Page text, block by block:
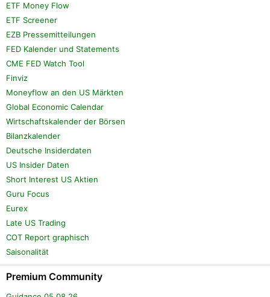
ETF Money Flow
ETF Screener
EZB Pressemitteilungen
FED Kalender und Statements
CME FED Watch Tool
Finviz
Moneyflow an den US Märkten
Global Economic Calendar
Wirtschaftskalender der Börsen
Bilanzkalender
Deutsche Insiderdaten
US Insider Daten
Short Interest US Aktien
Guru Focus
Eurex
Late US Trading
COT Report graphisch
Saisonalität
Premium Community